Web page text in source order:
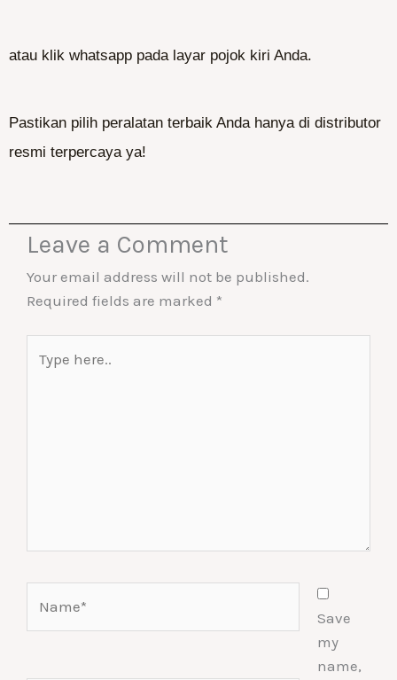
atau klik whatsapp pada layar pojok kiri Anda.
Pastikan pilih peralatan terbaik Anda hanya di distributor
resmi terpercaya ya!
Leave a Comment
Your email address will not be published.
Required fields are marked *
here..
Save
my
name,